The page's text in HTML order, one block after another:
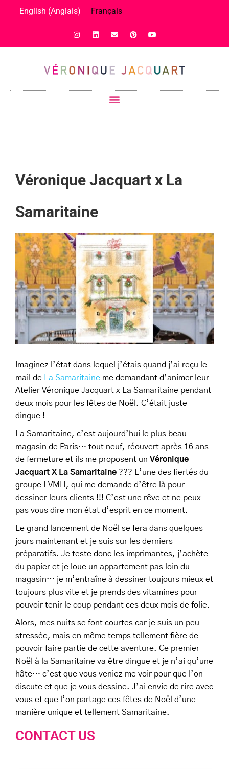
English (Anglais) Français
Véronique Jacquart x La
Samaritaine
Imaginez l’état dans lequel j’étais quand j’ai reçu le
mail de La Samaritaine me demandant d’animer leur
Atelier Véronique Jacquart x La Samaritaine pendant
deux mois pour les fêtes de Noël. C’était juste
dingue !
La Samaritaine, c’est aujourd’hui le plus beau
magasin de Paris… tout neuf, réouvert après 16 ans
de fermeture et ils me proposent un Véronique
Jacquart X La Samaritaine ??? L’une des fiertés du
groupe LVMH, qui me demande d’être là pour
dessiner leurs clients !!! C’est une rêve et ne peux
pas vous dire mon état d’esprit en ce moment.
Le grand lancement de Noël se fera dans quelques
jours maintenant et je suis sur les derniers
préparatifs. Je teste donc les imprimantes, j’achète
du papier et je loue un appartement pas loin du
magasin… je m’entraîne à dessiner toujours mieux et
toujours plus vite et je prends des vitamines pour
pouvoir tenir le coup pendant ces deux mois de folie.
Alors, mes nuits se font courtes car je suis un peu
stressée, mais en même temps tellement fière de
pouvoir faire partie de cette aventure. Ce premier
Noël à la Samaritaine va être dingue et je n’ai qu’une
hâte… c’est que vous veniez me voir pour que l’on
discute et que je vous dessine. J’ai envie de rire avec
vous et que l’on partage ces fêtes de Noël d’une
manière unique et tellement Samaritaine.
CONTACT US